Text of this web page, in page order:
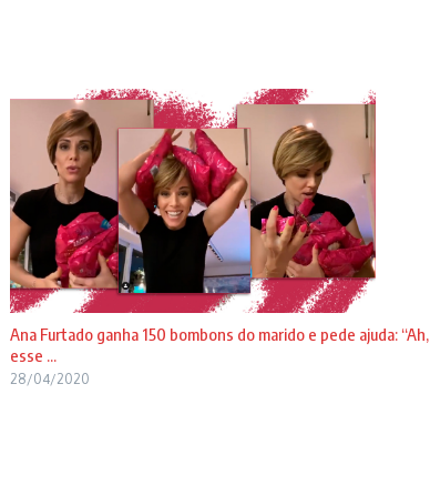
Ana Furtado ganha 150 bombons do marido e pede ajuda: “Ah,
esse ...
28/04/2020